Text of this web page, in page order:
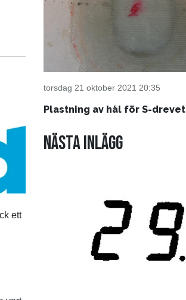
ett
torsdag 21 oktober 2021 20:35
Plastning av hål för S-drevet
Nästa inlägg